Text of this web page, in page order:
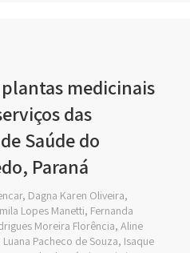
medicinais
das
Saúde do
Paraná
Dagna Karen Oliveira,
Lopes Manetti, Fernanda
Moreira Florência, Aline
Pacheco de Souza, Isaque